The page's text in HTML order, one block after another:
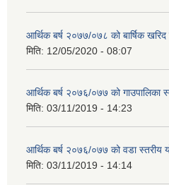
आर्थिक बर्ष २०७७/०७८ को बार्षिक खरिद
मिति: 12/05/2020 - 08:07
आर्थिक बर्ष २०७६/०७७ को गाउपालिका
मिति: 03/11/2019 - 14:23
आर्थिक बर्ष २०७६/०७७ को वडा स्तरीय
मिति: 03/11/2019 - 14:14